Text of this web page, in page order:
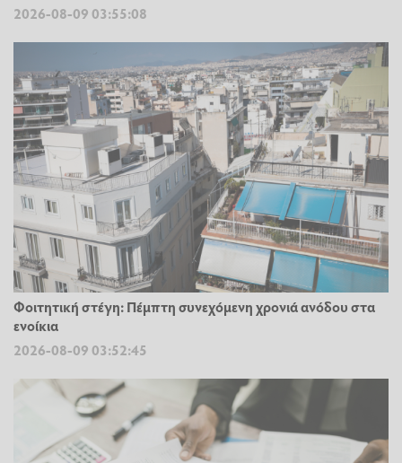
2026-08-09 03:55:08
Φοιτητική στέγη: Πέμπτη συνεχόμενη χρονιά ανόδου στα
ενοίκια
2026-08-09 03:52:45